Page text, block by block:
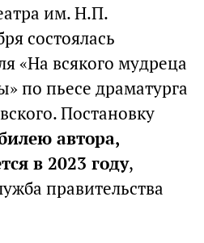
им. Н.П.
состоялась
«На всякого мудреца
по пьесе драматурга
Постановку
автора,
в 2023 году,
правительства